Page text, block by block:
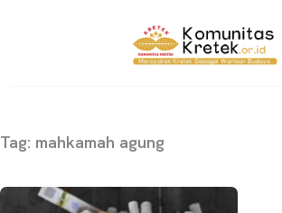
Tag: mahkamah agung